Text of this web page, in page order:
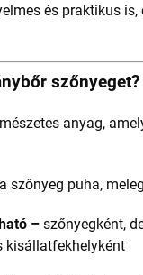
és praktikus
szőnyeget?
anyag,
a szőnyeg puha,
– szőnyegként,
kisállatfekhelyként